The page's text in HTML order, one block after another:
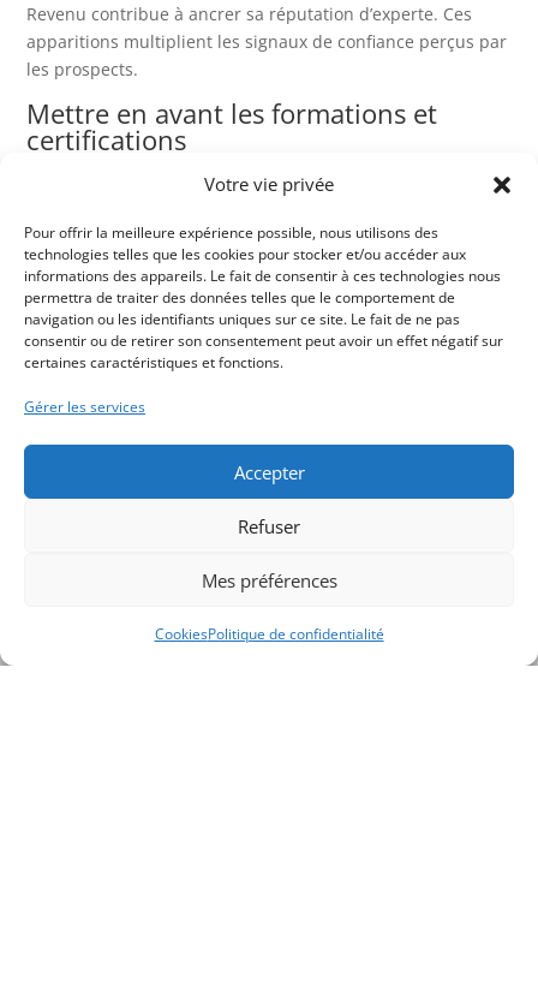
Votre vie privée
Pour offrir la meilleure expérience possible, nous utilisons des
technologies telles que les cookies pour stocker et/ou accéder aux
informations des appareils. Le fait de consentir à ces technologies nous
permettra de traiter des données telles que le comportement de
navigation ou les identifiants uniques sur ce site. Le fait de ne pas
consentir ou de retirer son consentement peut avoir un effet négatif sur
certaines caractéristiques et fonctions.
Gérer les services
Accepter
Refuser
Mes préférences
CookiesPolitique de confidentialité
Revenu contribue à ancrer sa réputation d’experte. Ces
apparitions multiplient les signaux de confiance perçus par
les prospects.
Mettre en avant les formations et
certifications
Les clients recherchent des profils formés et rigoureux.
formations en fiscalité, finance durable, immobilier
d’investissement) renforce l’image de sérieux et la légitimité
technique. C’est aussi une manière d’incarner la valeur de
la mise à jour continue des connaissances, essentielle dans
un environnement réglementaire mouvant.
son autorité en ligne n’est pas un simple atout marketing :
c’est une condition de croissance durable. Dans un univers
où les décisions patrimoniales reposent sur la confiance,
une présence numérique maîtrisée devient la prolongation
naturelle de l’expertise. En combinant stratégie de contenu,
chaque professionnelle peut transformer sa visibilité en
véritable levier de performance.